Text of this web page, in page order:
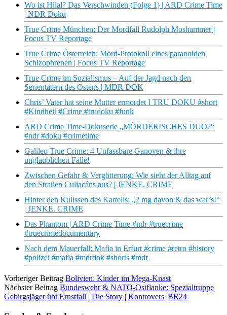
Wo ist Hilal? Das Verschwinden (Folge 1) | ARD Crime Time
| NDR Doku
True Crime München: Der Mordfall Rudolph Moshammer |
Focus TV Reportage
True Crime Österreich: Mord-Protokoll eines paranoiden
Schizophrenen | Focus TV Reportage
True Crime im Sozialismus – Auf der Jagd nach den
Serientätern des Ostens | MDR DOK
Chris’ Vater hat seine Mutter ermordet I TRU DOKU #short
#Kindheit #Crime #trudoku #funk
ARD Crime Time-Dokuserie „MÖRDERISCHES DUO?“
#ndr #doku #crimetime
Galileo True Crime: 4 Unfassbare Ganoven & ihre
unglaublichen Fälle!
Zwischen Gefahr & Vergötterung: Wie sieht der Alltag auf
den Straßen Culiacáns aus? | JENKE. CRIME
Hinter den Kulissen des Kartells: „2 mg davon & das war’s!“
| JENKE. CRIME
Das Phantom | ARD Crime Time #ndr #truecrime
#truecrimedocumentary
Nach dem Mauerfall: Mafia in Erfurt #crime #retro #history
#polizei #mafia #mdrdok #shorts #mdr
Vorheriger Beitrag Bolivien: Kinder im Mega-Knast
Nächster Beitrag Bundeswehr & NATO-Ostflanke: Spezialtruppe
Gebirgsjäger übt Ernstfall | Die Story | Kontrovers |BR24